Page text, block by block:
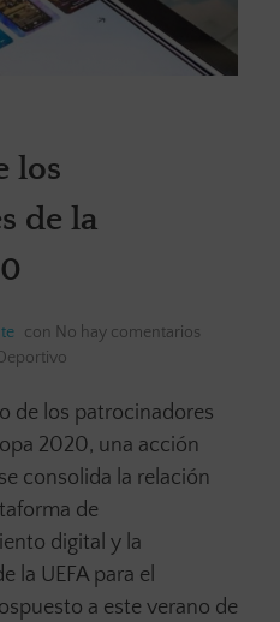
los
de la
con No hay comentarios
de los patrocinadores
2020, una acción
consolida la relación
de
digital y la
la UEFA para el
a este verano de